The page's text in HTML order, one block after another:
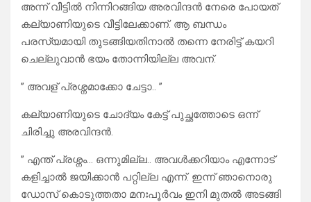
അന്ന് വീട്ടിൽ നിന്നിറങ്ങിയ അരവിന്ദൻ നേരെ പോയത്
കല്യാണിയുടെ വീട്ടിലേക്കാണ്. ആ ബന്ധം
പരസ്യമായി തുടങ്ങിയതിനാൽ തന്നെ നേരിട്ട് കയറി
ചെല്ലുവാൻ ഭയം തോന്നിയില്ല അവന്.
” അവള് പ്രശ്നമാക്കോ ചേട്ടാ.. ”
കല്യാണിയുടെ ചോദ്യം കേട്ട് പുച്ഛത്തോടെ ഒന്ന്
ചിരിച്ചു അരവിന്ദൻ.
” എന്ത് പ്രശ്നം… ഒന്നുമില്ല.. അവൾക്കറിയാം എന്നോട്
കളിച്ചാൽ ജയിക്കാൻ പറ്റില്ല എന്ന്. ഇന്ന് ഞാനൊരു
ഡോസ് കൊടുത്തതാ മനഃപൂർവം ഇനി മുതൽ അടങ്ങി